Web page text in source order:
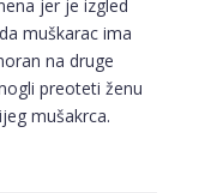
jer je izgled
muškarac ima
na druge
preoteti ženu
mušakrca.